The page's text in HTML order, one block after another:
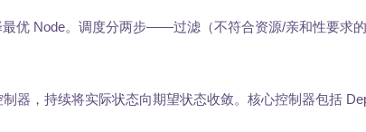
最优 Node。调度分两步——过滤（不符合资源/亲和性要求
制器，持续将实际状态向期望状态收敛。核心控制器包括